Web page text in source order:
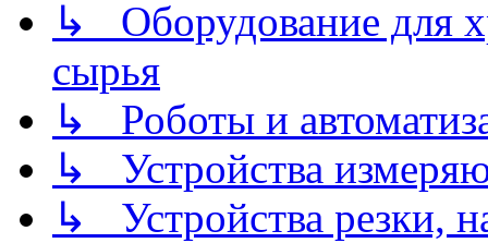
↳ Оборудование для
сырья
↳ Роботы и
↳ Устройства
↳ Устройства резки,